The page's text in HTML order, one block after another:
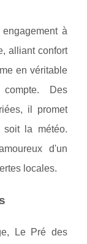
à
alliant confort
en véritable
Des
il promet
soit la météo.
d'un
locales.
Le Pré des